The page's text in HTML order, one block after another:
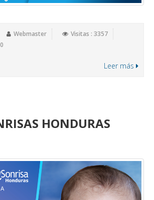
Webmaster
Visitas : 3357
Leer más
HONDURAS